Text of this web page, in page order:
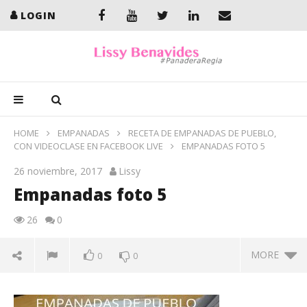
LOGIN
HOME EMPANADAS
RECETA DE EMPANADAS DE PUEBLO,
CON VIDEOCLASE EN FACEBOOK LIVE
EMPANADAS FOTO 5
26 noviembre, 2017 Lissy
Empanadas foto 5
26 0
0 0 MORE
Empanadas foto 5